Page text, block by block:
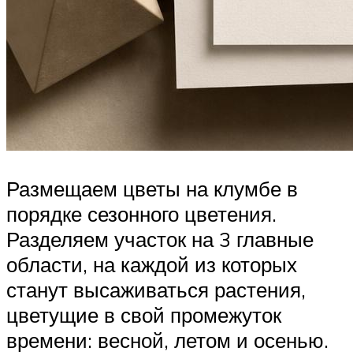
Размещаем цветы на клумбе в
порядке сезонного цветения.
Разделяем участок на 3 главные
области, на каждой из которых
станут высаживаться растения,
цветущие в свой промежуток
времени: весной, летом и осенью.